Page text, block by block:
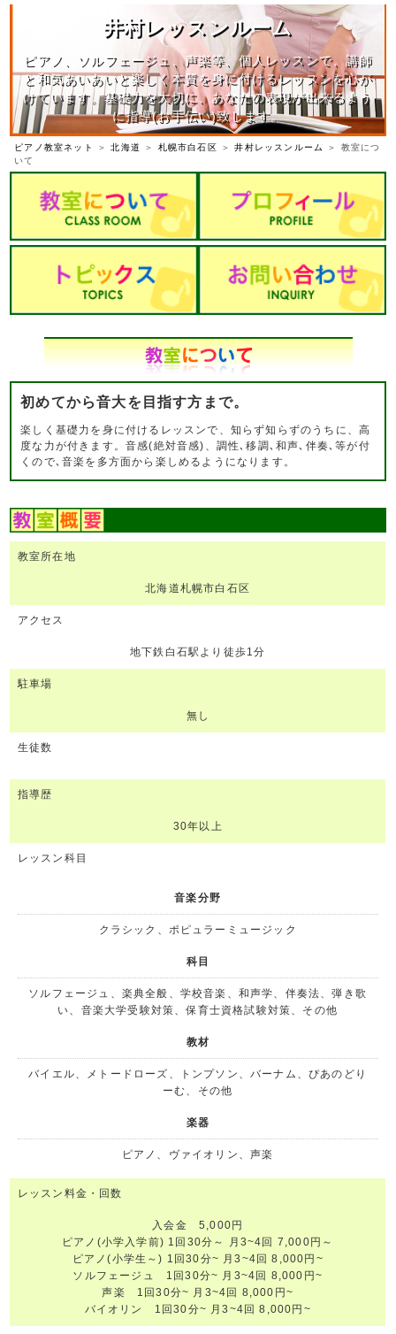
井村レッスンルーム
ピアノ、ソルフェージュ、声楽等、個人レッスンで、講師
と和気あいあいと楽しく本質を身に付けるレッスンを心が
けています。基礎力を大切に、あなたの表現が出来るよう
に指導(お手伝い)致します。
ピアノ教室ネット ＞北海道 ＞ 札幌市白石区 ＞井村レッスンルーム
＞ 教室につ
いて
初めてから音大を目指す方まで。
楽しく基礎力を身に付けるレッスンで、知らず知らずのうちに、高
度な力が付きます。音感(絶対音感)、調性､移調､和声､伴奏､等が付
くので､音楽を多方面から楽しめるようになります。
教室所在地
北海道札幌市白石区
アクセス
地下鉄白石駅より徒歩1分
駐車場
無し
生徒数
指導歴
30年以上
レッスン科目
音楽分野
クラシック、ポピュラーミュージック
科目
ソルフェージュ、楽典全般、学校音楽、和声学、伴奏法、弾き歌
い、音楽大学受験対策、保育士資格試験対策、その他
教材
バイエル、メトードローズ、トンプソン、バーナム、ぴあのどり
ーむ、その他
楽器
ピアノ、ヴァイオリン、声楽
レッスン料金・回数
入会金 5,000円
ピアノ(小学入学前) 1回30分～ 月3~4回 7,000円～
ピアノ(小学生～) 1回30分~ 月3~4回 8,000円~
ソルフェージュ 1回30分~ 月3~4回 8,000円~
声楽 1回30分~ 月3~4回 8,000円~
バイオリン 1回30分~ 月3~4回 8,000円~